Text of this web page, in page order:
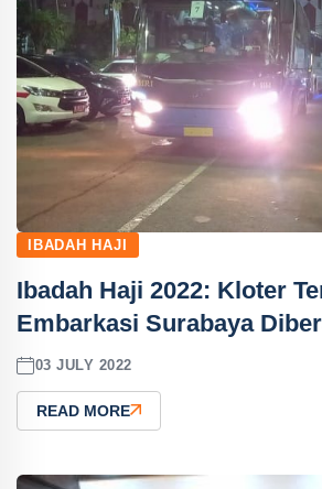
IBADAH HAJI
Ibadah Haji 2022: Kloter
Embarkasi Surabaya
03 JULY 2022
READ MORE